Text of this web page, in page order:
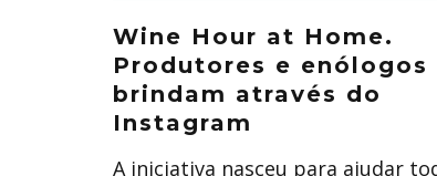
Wine Hour at Home.
Produtores e enólogos
brindam através do
Instagram
A iniciativa nasceu para ajudar